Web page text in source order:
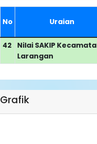
No Uraian
42
Nilai SAKIP
Larangan
Grafik